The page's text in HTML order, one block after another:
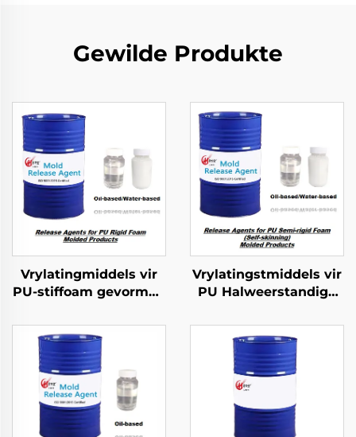
Gewilde Produkte
Vrylatingmiddels vir
PU-stiffoam gevormde
Vrylatingstmiddels vir
PU Halweerstandige
Produkte